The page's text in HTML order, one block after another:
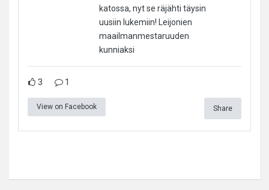
katossa, nyt se räjähti täysin
uusiin lukemiin! Leijonien
maailmanmestaruuden
kunniaksi
3 1
View on Facebook Share